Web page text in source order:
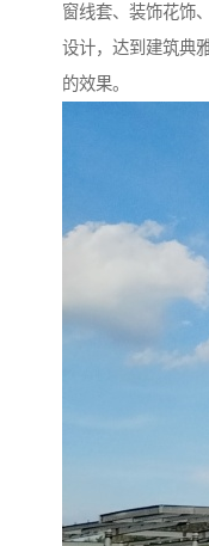
窗线套、装饰花饰
设计，达到建筑典
的效果。